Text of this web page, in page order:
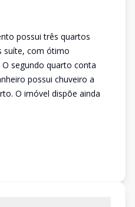
possui três quartos
suíte, com ótimo
segundo quarto conta
possui chuveiro a
O imóvel dispõe ainda